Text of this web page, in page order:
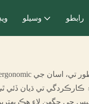
وسيلو رابطو
ڪارڪردگي تي ڌيان ڏئي